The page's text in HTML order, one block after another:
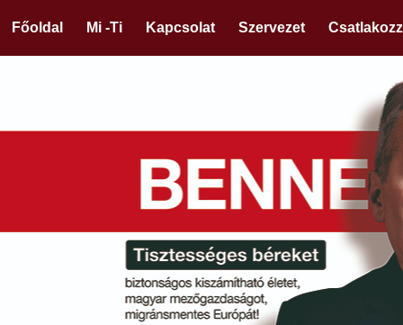
Főoldal Mi -Ti Kapcsolat Szervezet Csatlakozz